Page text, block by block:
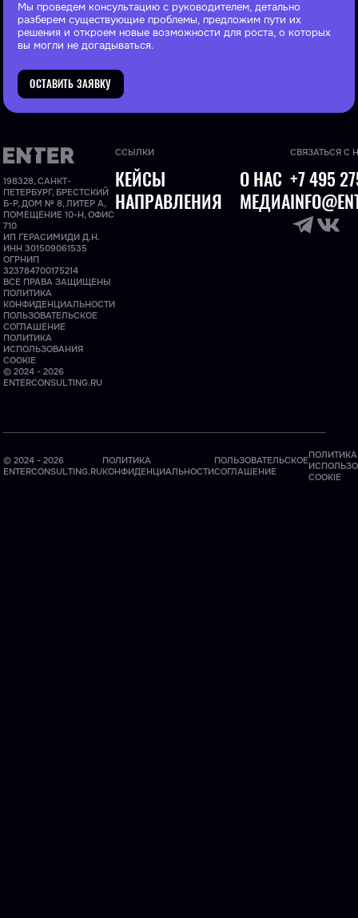
Мы проведем консультацию с руководителем, детально
разберем существующие проблемы, предложим пути их
решения и откроем новые возможности для роста, о которых
вы могли не догадываться.
ОСТАВИТЬ ЗАЯВКУ
198328, САНКТ-
ПЕТЕРБУРГ, БРЕСТСКИЙ
Б-Р, ДОМ № 8, ЛИТЕР А,
ПОМЕЩЕНИЕ 10-Н, ОФИС
710
ИП ГЕРАСИМИДИ Д.Н.
ИНН 301509061535
ОГРНИП
323784700175214
ВСЕ ПРАВА ЗАЩИЩЕНЫ
ПОЛИТИКА
КОНФИДЕНЦИАЛЬНОСТИ
ПОЛЬЗОВАТЕЛЬСКОЕ
СОГЛАШЕНИЕ
ПОЛИТИКА
ИСПОЛЬЗОВАНИЯ
COOKIE
© 2024 - 2026
ENTERCONSULTING.RU
ССЫЛКИ
КЕЙСЫ
НАПРАВЛЕНИЯ
О НАС
МЕДИА
СВЯЗАТЬСЯ С
+7 495
© 2024 - 2026
ENTERCONSULTING.RU
ПОЛИТИКА
КОНФИДЕНЦИАЛЬНОСТИ
ПОЛЬЗОВАТЕЛЬСКОЕ
СОГЛАШЕНИЕ
ПОЛИТИКА
COOKIE